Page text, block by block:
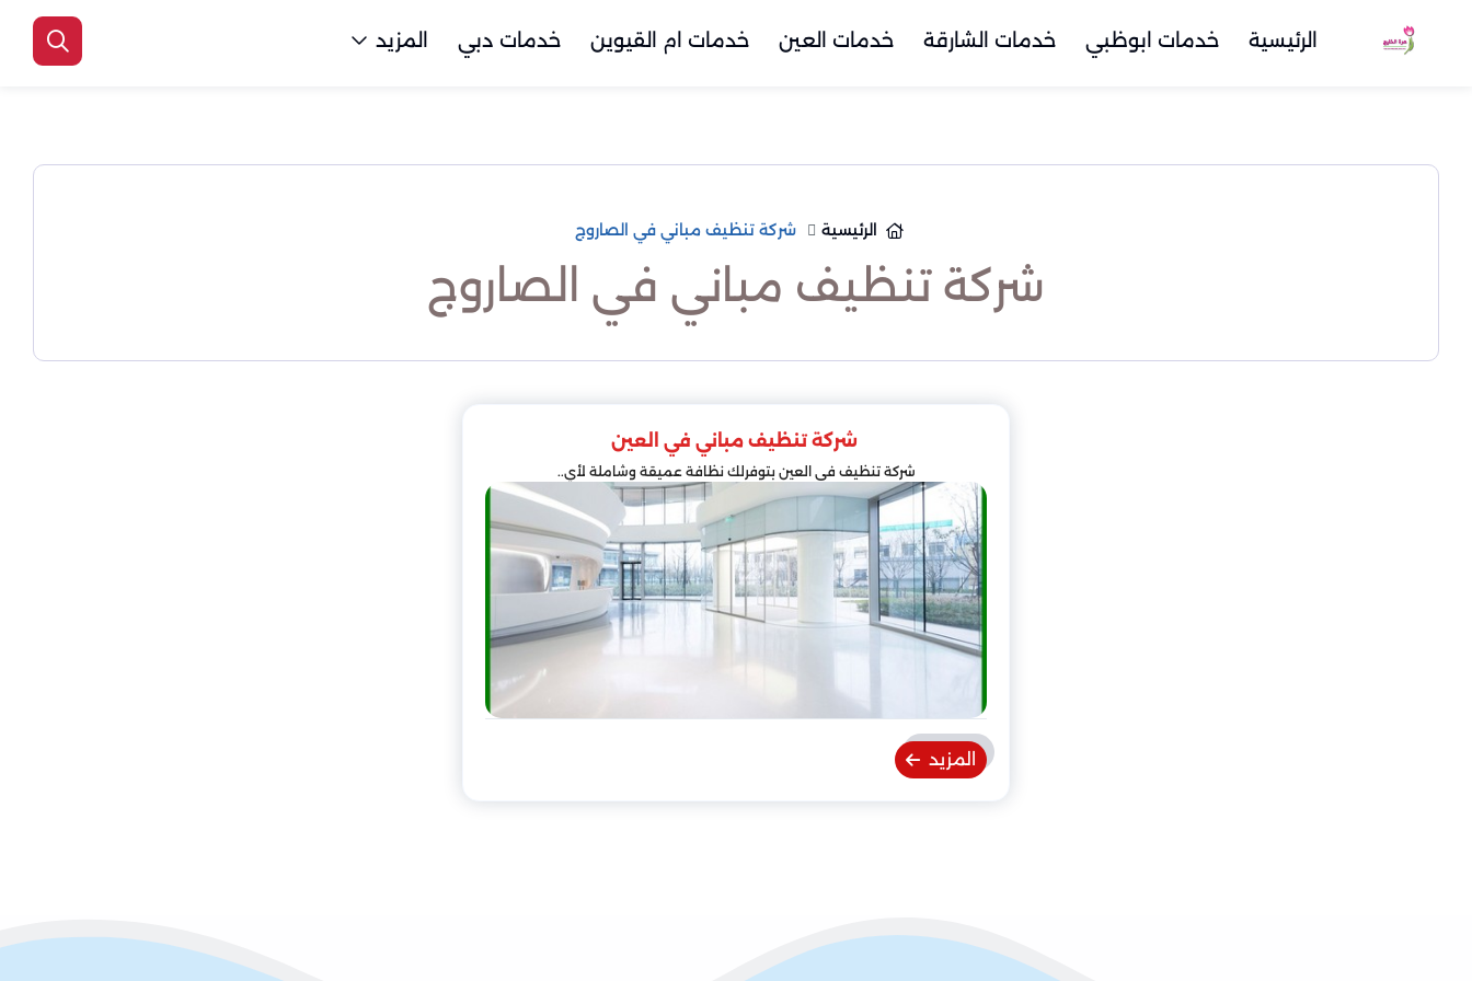
الرئيسية خدمات ابوظبي خدمات الشارقة خدمات العين خدمات ام القيوين خدمات دبي المزيد
الرئيسية شركة تنظيف مباني في الصاروج
شركة تنظيف مباني في الصاروج
شركة تنظيف مباني في العين
شركة تنظيف في العين بتوفرلك نظافة عميقة وشاملة لأي..
المزيد